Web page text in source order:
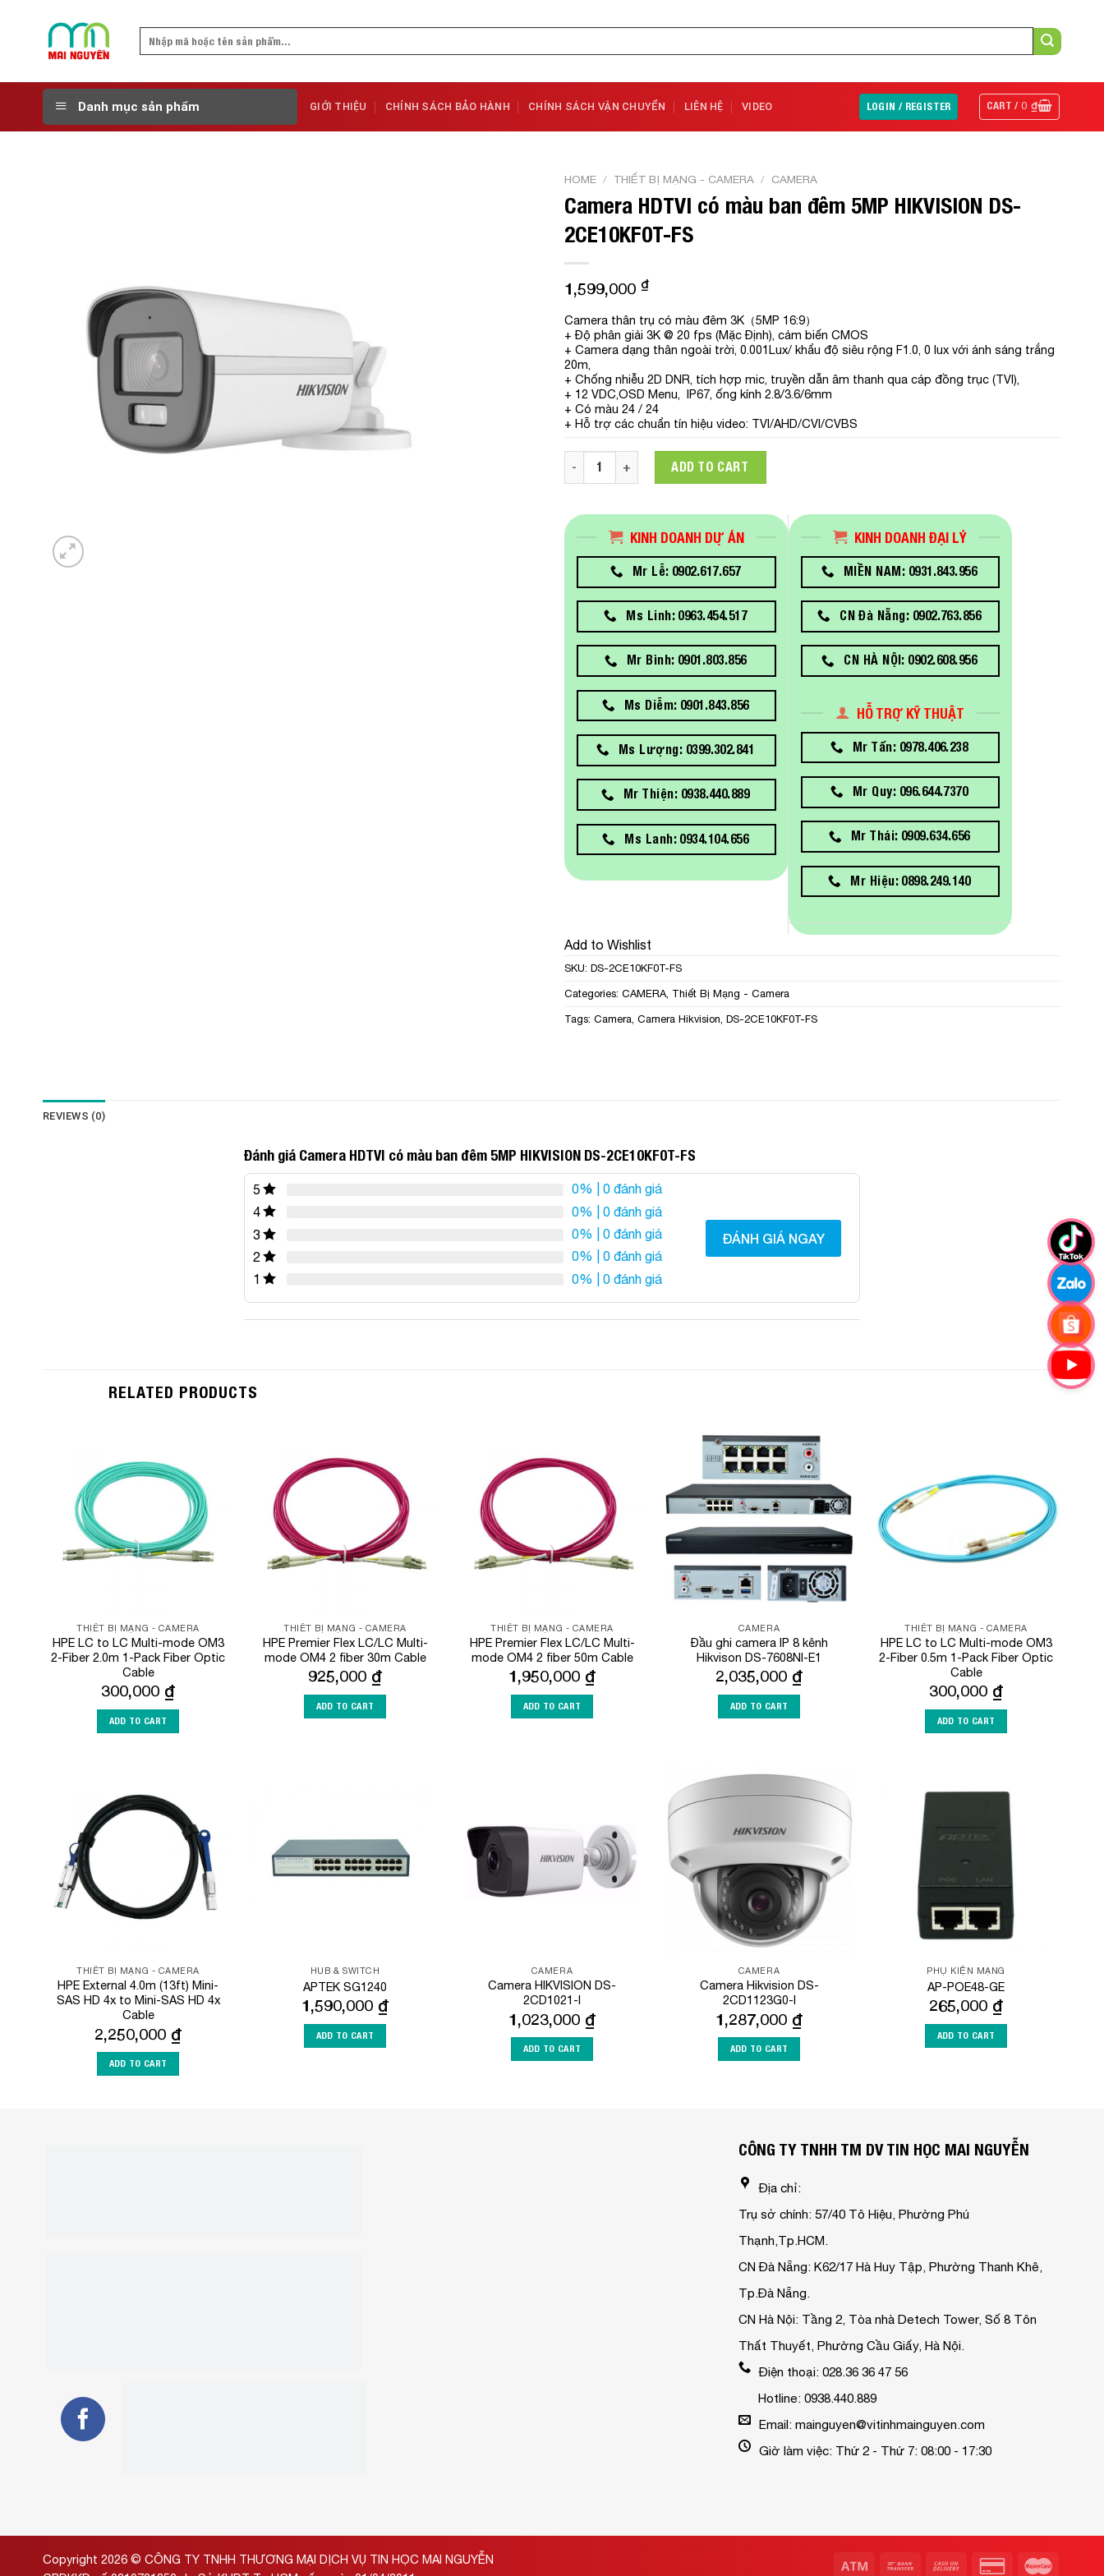
Search
Danh mục sản phẩm GIỚI THIỆU CHÍNH SÁCH BẢO HÀNH CHÍNH SÁCH VẬN CHUYỂN LIÊN HỆ VIDEO LOGIN / REGISTER CART /0₫
HOME / THIẾT BỊ MẠNG - CAMERA / CAMERA
Camera HDTVI có màu ban đêm 5MP HIKVISION DS-
2CE10KF0T-FS
1,599,000 ₫
Camera thân trụ có màu đêm 3K（5MP 16:9）
+ Độ phân giải 3K @ 20 fps (Mặc Định), cảm biến CMOS
+ Camera dạng thân ngoài trời, 0.001Lux/ khẩu độ siêu rộng F1.0, 0 lux với ánh sáng trắng
20m,
+ Chống nhiễu 2D DNR, tích hợp mic, truyền dẫn âm thanh qua cáp đồng trục (TVI),
+ 12 VDC,OSD Menu, IP67, ống kính 2.8/3.6/6mm
+ Có màu 24 / 24
+ Hỗ trợ các chuẩn tín hiệu video: TVI/AHD/CVI/CVBS
Camera HDTVI có màu ban đêm 5MP HIKVISION DS-2CE10KF0T-FS quantity
ADD TO CART
KINH DOANH DỰ ÁN
Mr Lễ: 0902.617.657
Ms Linh: 0963.454.517
Mr Bình: 0901.803.856
Ms Diễm: 0901.843.856
Ms Lượng: 0399.302.841
Mr Thiện: 0938.440.889
Ms Lanh: 0934.104.656
KINH DOANH ĐẠI LÝ
MIỀN NAM: 0931.843.956
CN Đà Nẵng: 0902.763.856
CN HÀ NỘI: 0902.608.956
HỖ TRỢ KỸ THUẬT
Mr Tấn: 0978.406.238
Mr Quy: 096.644.7370
Mr Thái: 0909.634.656
Mr Hiệu: 0898.249.140
Add to Wishlist
SKU: DS-2CE10KF0T-FS
Categories: CAMERA Thiết Bị Mạng - Camera
Tags: Camera Camera Hikvision DS-2CE10KF0T-FS
REVIEWS (0)
Đánh giá Camera HDTVI có màu ban đêm 5MP HIKVISION DS-2CE10KF0T-FS
5 0% | 0 đánh giá
4
0% | 0 đánh giá
3
0% | 0 đánh giá
2
0% | 0 đánh giá
1
0% | 0 đánh giá
ĐÁNH GIÁ NGAY
RELATED PRODUCTS
Wishlist
THIẾT BỊ MẠNG - CAMERA
HPE LC to LC Multi-mode OM3
2-Fiber 2.0m 1-Pack Fiber Optic
Cable
300,000 ₫
ADD TO CART
Wishlist
THIẾT BỊ MẠNG - CAMERA
HPE Premier Flex LC/LC Multi-
mode OM4 2 fiber 30m Cable
925,000 ₫
ADD TO CART
Wishlist
THIẾT BỊ MẠNG - CAMERA
HPE Premier Flex LC/LC Multi-
mode OM4 2 fiber 50m Cable
1,950,000 ₫
ADD TO CART
Add to
Wishlist
CAMERA
Đầu ghi camera IP 8 kênh
Hikvison DS-7608NI-E1
2,035,000 ₫
ADD TO CART
Wishlist
THIẾT BỊ MẠNG - CAMERA
HPE LC to LC Multi-mode OM3
2-Fiber 0.5m 1-Pack Fiber Optic
Cable
300,000 ₫
ADD TO CART
Wishlist
THIẾT BỊ MẠNG - CAMERA
HPE External 4.0m (13ft) Mini-
SAS HD 4x to Mini-SAS HD 4x
Cable
2,250,000 ₫
ADD TO CART
HUB & SWITCH
APTEK SG1240
1,590,000 ₫
ADD TO CART
CAMERA
Camera HIKVISION DS-
2CD1021-I
1,023,000 ₫
ADD TO CART
Add to
CAMERA
Camera Hikvision DS-
2CD1123G0-I
1,287,000 ₫
ADD TO CART
PHỤ KIỆN MẠNG
AP-POE48-GE
265,000 ₫
ADD TO CART
CÔNG TY TNHH TM DV TIN HỌC MAI NGUYỄN
Địa chỉ:
Trụ sở chính: 57/40 Tô Hiệu, Phường Phú
Thạnh,Tp.HCM.
CN Đà Nẵng: K62/17 Hà Huy Tập, Phường Thanh Khê,
Tp.Đà Nẵng.
CN Hà Nội: Tầng 2, Tòa nhà Detech Tower, Số 8 Tôn
Thất Thuyết, Phường Cầu Giấy, Hà Nội.
Điện thoại: 028.36 36 47 56
Hotline: 0938.440.889
Email: mainguyen@vitinhmainguyen.com
Giờ làm việc: Thứ 2 - Thứ 7: 08:00 - 17:30
Copyright 2026 © CÔNG TY TNHH THƯƠNG MẠI DỊCH VỤ TIN HỌC MAI NGUYỄN